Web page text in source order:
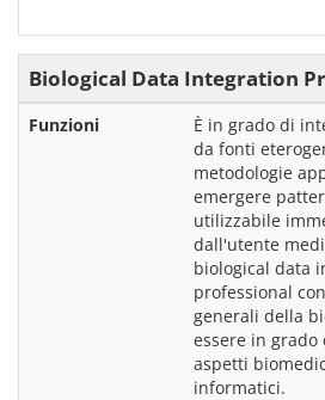
Biological Data Integration
Funzioni
È in grado di
da fonti
metodologie
emergere
utilizzabile
dall'utente
biological data
professional
generali della
essere in
aspetti
informatici.